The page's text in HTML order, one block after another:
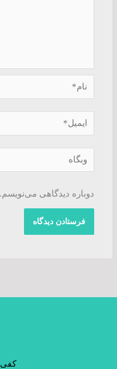
نام*
ایمیل*
وبگاه
دوباره دیدگاهی می‌نویسم.
کفی